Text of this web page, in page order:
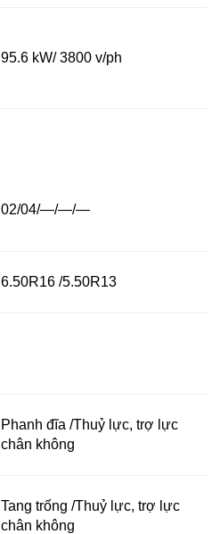
95.6 kW/ 3800 v/ph
02/04/—/—/—
6.50R16 /5.50R13
Phanh đĩa /Thuỷ lực, trợ lực
chân không
Tang trống /Thuỷ lực, trợ lực
chân không